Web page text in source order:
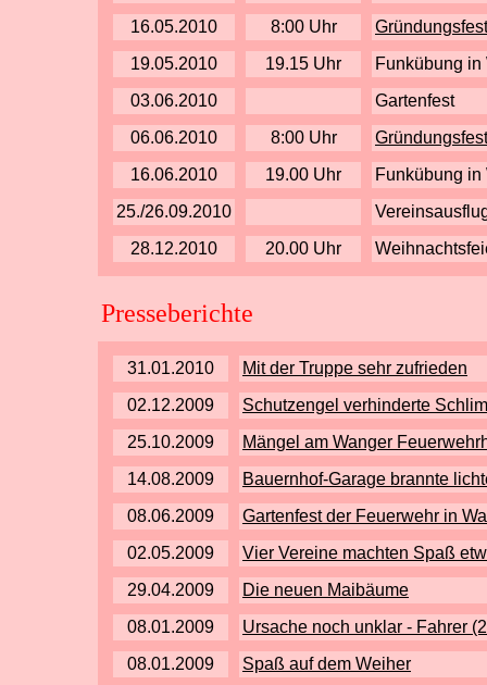
16.05.2010
8:00 Uhr
19.05.2010
19.15 Uhr
Funkübung in
03.06.2010
Gartenfest
06.06.2010
8:00 Uhr
16.06.2010
19.00 Uhr
Funkübung in
25./26.09.2010
28.12.2010
20.00 Uhr
Presseberichte
31.01.2010
Mit der Truppe sehr zufrieden
02.12.2009
Schutzengel verhinderte
25.10.2009
Mängel am Wanger
14.08.2009
Bauernhof-Garage brannte
08.06.2009
Gartenfest der Feuerwehr in
02.05.2009
Vier Vereine machten Spaß
29.04.2009
Die neuen Maibäume
08.01.2009
Ursache noch unklar - Fahrer
08.01.2009
Spaß auf dem Weiher